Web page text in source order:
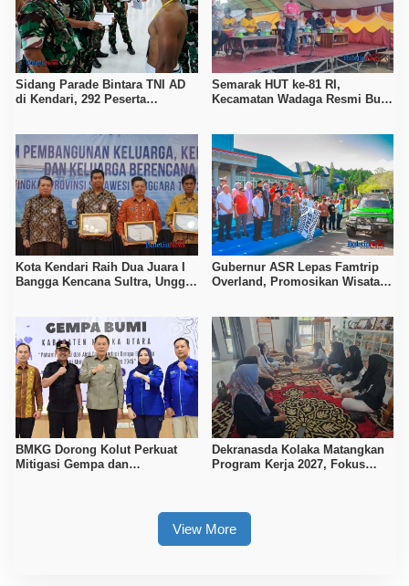
Sidang Parade Bintara TNI AD
di Kendari, 292 Peserta
Semarak HUT ke-81 RI,
Kecamatan Wadaga Resmi Buka
Kota Kendari Raih Dua Juara I
Bangga Kencana Sultra, Unggul
Gubernur ASR Lepas Famtrip
Overland, Promosikan Wisata
BMKG Dorong Kolut Perkuat
Mitigasi Gempa dan
Dekranasda Kolaka Matangkan
Program Kerja 2027, Fokus
View More